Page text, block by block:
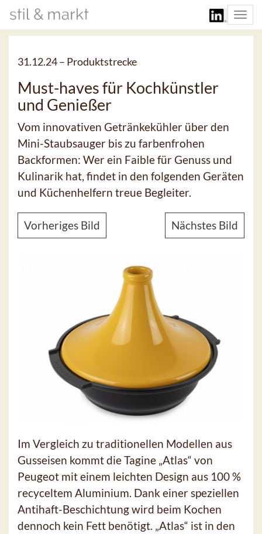
31.12.24 – Produktstrecke
Must-haves für Kochkünstler
und Genießer
Vom innovativen Getränkekühler über den
Mini-Staubsauger bis zu farbenfrohen
Backformen: Wer ein Faible für Genuss und
Kulinarik hat, findet in den folgenden Geräten
und Küchenhelfern treue Begleiter.
Vorheriges Bild Nächstes Bild
Im Vergleich zu traditionellen Modellen aus
Gusseisen kommt die Tagine „Atlas“ von
Peugeot mit einem leichten Design aus 100 %
recyceltem Aluminium. Dank einer speziellen
Antihaft-Beschichtung wird beim Kochen
dennoch kein Fett benötigt. „Atlas“ ist in den